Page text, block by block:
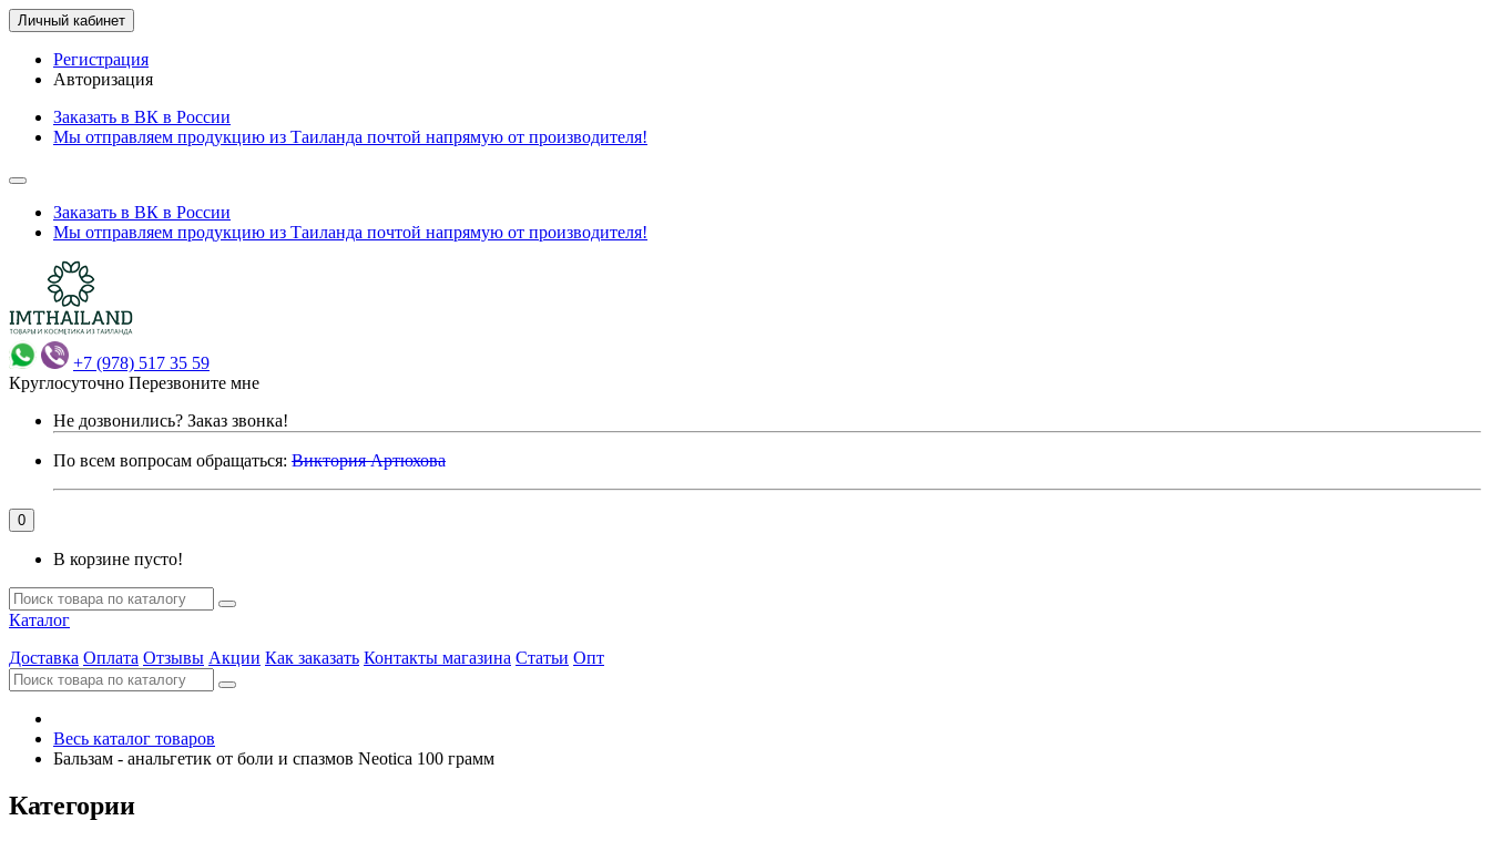
Личный кабинет
Регистрация
Авторизация
Заказать в ВК в России
Мы отправляем продукцию из Таиланда почтой напрямую от производителя!
Заказать в ВК в России
Мы отправляем продукцию из Таиланда почтой напрямую от производителя!
+7 (978) 517 35 59
Круглосуточно Перезвоните мне
Не дозвонились? Заказ звонка!
По всем вопросам обращаться: Виктория Артюхова
0
В корзине пусто!
Каталог
Доставка Оплата Отзывы Акции Как заказать Контакты магазина Статьи Опт
Весь каталог товаров
Бальзам - анальгетик от боли и спазмов Neotica 100 грамм
Категории